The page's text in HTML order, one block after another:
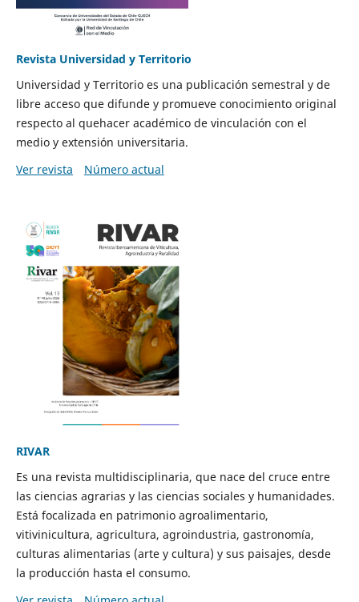
Revista Universidad y Territorio
Universidad y Territorio es una publicación semestral y de
libre acceso que difunde y promueve conocimiento original
respecto al quehacer académico de vinculación con el
medio y extensión universitaria.
Ver revista
Número actual
RIVAR
Es una revista multidisciplinaria, que nace del cruce entre
las ciencias agrarias y las ciencias sociales y humanidades.
Está focalizada en patrimonio agroalimentario,
vitivinicultura, agricultura, agroindustria, gastronomía,
culturas alimentarias (arte y cultura) y sus paisajes, desde
la producción hasta el consumo.